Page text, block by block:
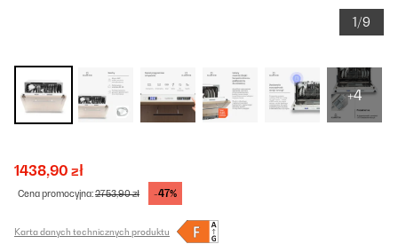
1/9
+4
1438,90 zł
Cena promocyjna:2753,90 zł -47%
Karta danych technicznych produktu